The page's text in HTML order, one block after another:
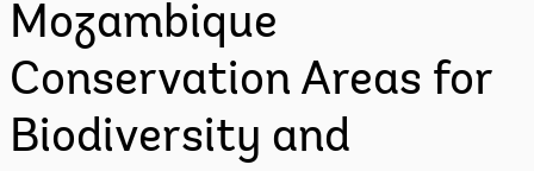
Mozambique
Conservation Areas for
Biodiversity and